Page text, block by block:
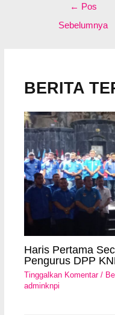
← Pos
Sebelumnya
BERITA
Haris Pertama
Pengurus DPP
Tinggalkan Komentar /
adminknpi